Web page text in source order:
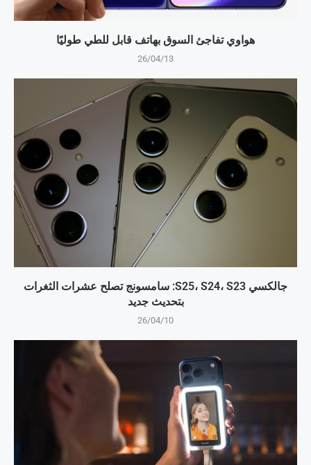
هواوي تفاجئ السوق بهاتف قابل للطي طوليًا
26/04/13
جالكسي S25، S24، S23: سامسونج تصلح عشرات الثغرات
بتحديث جديد
26/04/10